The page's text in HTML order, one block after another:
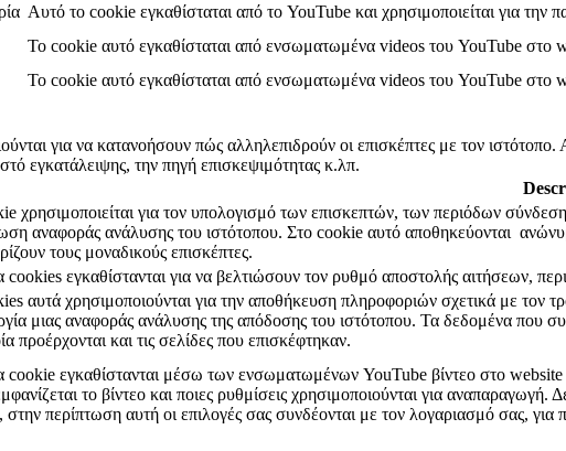
Αυτό το cookie εγκαθίσταται από το YouTube και χρησιμοποιείται για
Το cookie αυτό εγκαθίσταται από ενσωματωμένα videos του YouTube στο
Το cookie αυτό εγκαθίσταται από ενσωματωμένα videos του YouTube στο
για να κατανοήσουν πώς αλληλεπιδρούν οι επισκέπτες με τον
εγκατάλειψης, την πηγή επισκεψιμότητας κ.λπ.
χρησιμοποιείται για τον υπολογισμό των επισκεπτών, των περιόδων
αναφοράς ανάλυσης του ιστότοπου. Στο cookie αυτό αποθηκεύονται
τους μοναδικούς επισκέπτες.
cookies εγκαθίστανται για να βελτιώσουν τον ρυθμό αποστολής αιτήσεων,
αυτά χρησιμοποιούνται για την αποθήκευση πληροφοριών σχετικά με τον
μιας αναφοράς ανάλυσης της απόδοσης του ιστότοπου. Τα δεδομένα που
προέρχονται και τις σελίδες που επισκέφτηκαν.
cookie εγκαθίστανται μέσω των ενσωματωμένων YouTube βίντεο στο
το βίντεο και ποιες ρυθμίσεις χρησιμοποιούνται για
περίπτωση αυτή οι επιλογές σας συνδέονται με τον λογαριασμό σας,